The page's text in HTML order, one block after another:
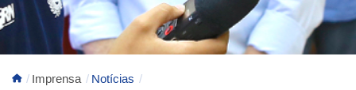
Imprensa
Notícias